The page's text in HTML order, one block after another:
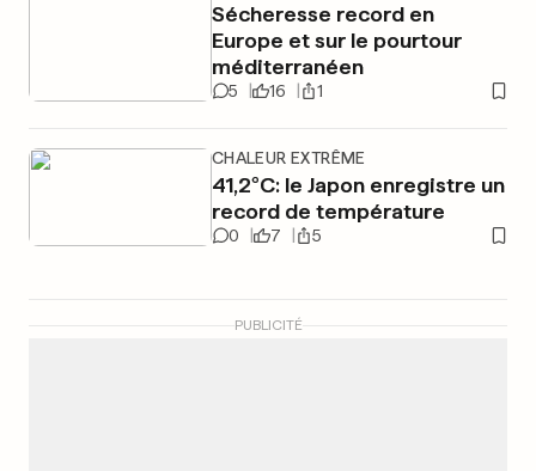
Sécheresse record en
Europe et sur le pourtour
méditerranéen
5 16 1
CHALEUR EXTRÊME
41,2°C: le Japon enregistre un
record de température
0 7 5
PUBLICITÉ